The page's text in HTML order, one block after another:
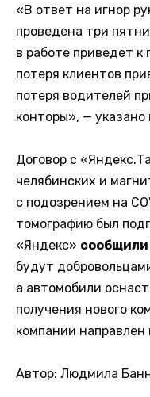
«В ответ на игнор
проведена три
в работе приведет к
потеря клиентов
потеря водителей
конторы», —
Договор с
челябинских и
с подозрением на
томографию был
«Яндекс» сообщили
будут
а автомобили
получения нового
компании
Автор: Людмила